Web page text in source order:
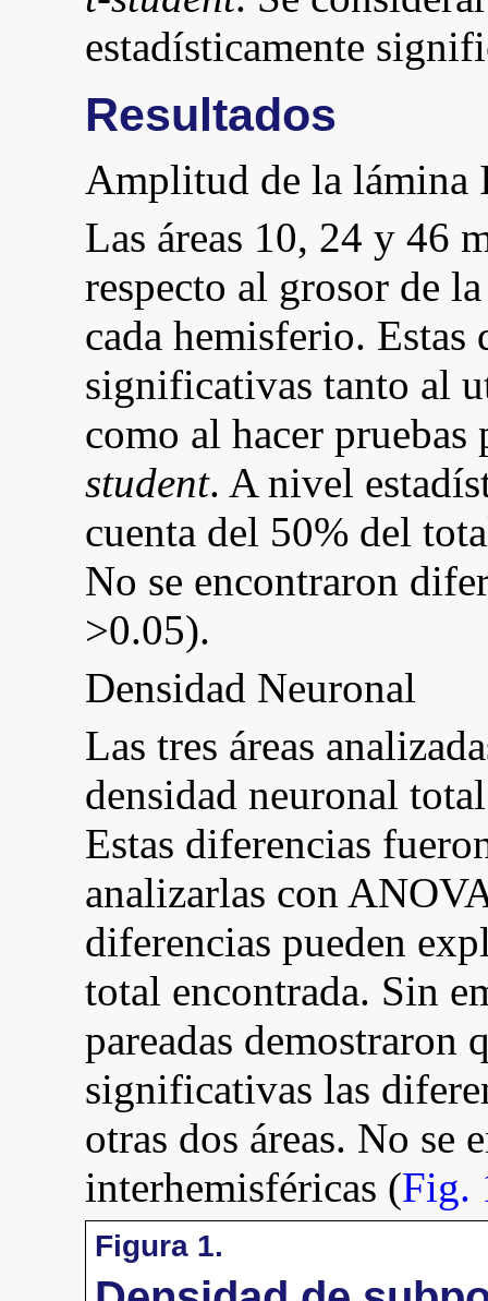
estadísticamente
Resultados
Amplitud de la lámina
Las áreas 10, 24 y 46
respecto al grosor de
cada hemisferio.
significativas tanto al
como al hacer pruebas
student. A nivel
cuenta del 50% del
No se encontraron
>0.05).
Densidad Neuronal
Las tres áreas
densidad neuronal
Estas diferencias
analizarlas con
diferencias pueden
total encontrada. Sin
pareadas demostraron
significativas las
otras dos áreas. No se
interhemisféricas (Fig.
Figura 1.